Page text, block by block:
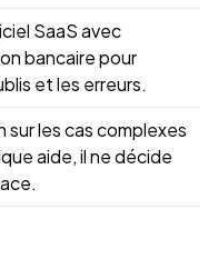
SaaS avec
bancaire pour
et les erreurs.
sur les cas complexes
aide, il ne décide